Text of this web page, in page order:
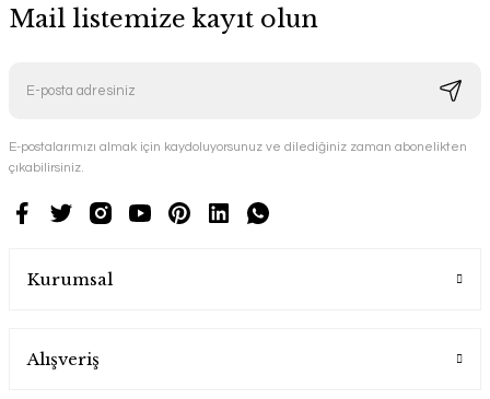
Mail listemize kayıt olun
E-postalarımızı almak için kaydoluyorsunuz ve dilediğiniz zaman abonelikten
çıkabilirsiniz.
Kurumsal
Alışveriş